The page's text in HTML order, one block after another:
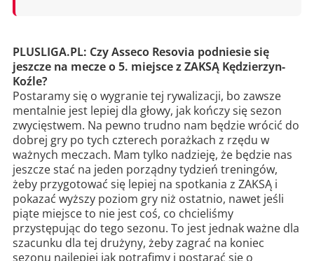
PLUSLIGA.PL: Czy Asseco Resovia podniesie się
jeszcze na mecze o 5. miejsce z ZAKSĄ Kędzierzyn-
Koźle?
Postaramy się o wygranie tej rywalizacji, bo zawsze
mentalnie jest lepiej dla głowy, jak kończy się sezon
zwycięstwem. Na pewno trudno nam będzie wrócić do
dobrej gry po tych czterech porażkach z rzędu w
ważnych meczach. Mam tylko nadzieję, że będzie nas
jeszcze stać na jeden porządny tydzień treningów,
żeby przygotować się lepiej na spotkania z ZAKSĄ i
pokazać wyższy poziom gry niż ostatnio, nawet jeśli
piąte miejsce to nie jest coś, co chcieliśmy
przystępując do tego sezonu. To jest jednak ważne dla
szacunku dla tej drużyny, żeby zagrać na koniec
sezonu najlepiej jak potrafimy i postarać się o